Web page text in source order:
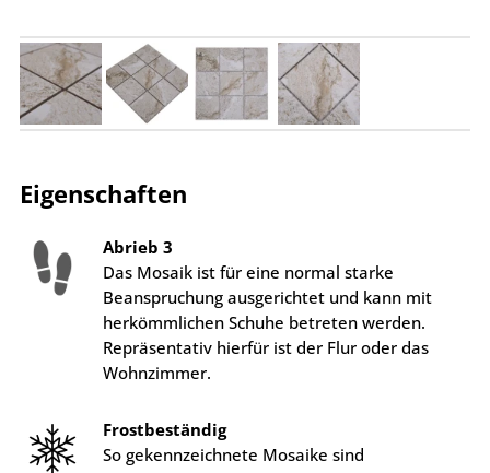
Eigenschaften
Abrieb 3
Das Mosaik ist für eine normal starke
Beanspruchung ausgerichtet und kann mit
herkömmlichen Schuhe betreten werden.
Repräsentativ hierfür ist der Flur oder das
Wohnzimmer.
Frostbeständig
So gekennzeichnete Mosaike sind